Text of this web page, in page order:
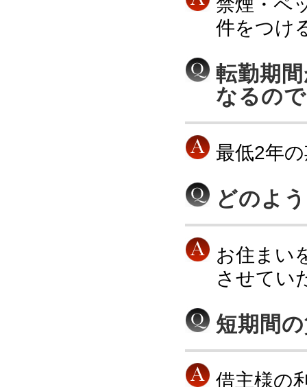
禁煙・ペ
件をつけ
転勤期
なるの
最低2年
どのよ
お住まい
させてい
短期間
借主様の